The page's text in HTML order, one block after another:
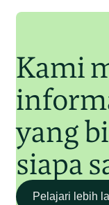
Kami
yang
siapa
Pelajari lebih